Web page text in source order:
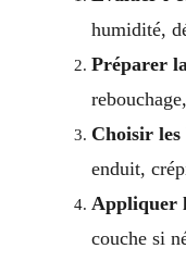
humidité,
Préparer
Choisir
enduit,
Appliquer
couche si